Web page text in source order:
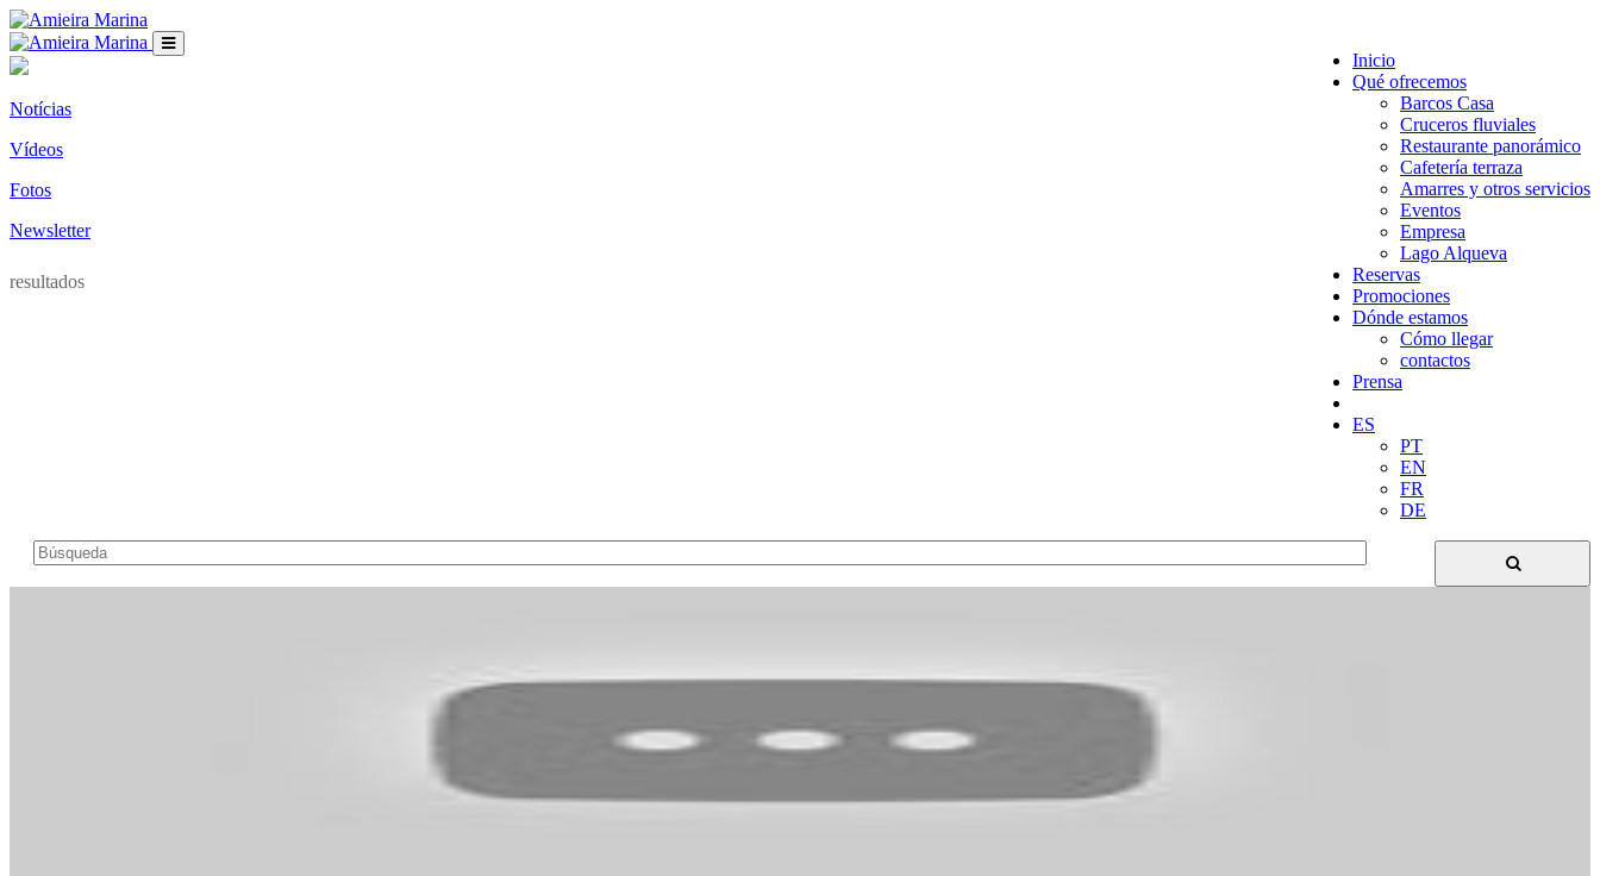
Inicio
Qué ofrecemos
Barcos Casa
Cruceros fluviales
Restaurante panorámico
Cafetería terraza
Amarres y otros servicios
Eventos
Empresa
Lago Alqueva
Reservas
Promociones
Dónde estamos
Cómo llegar
contactos
Prensa
ES
PT
EN
FR
DE
Notícias
Vídeos
Fotos
Newsletter
resultados